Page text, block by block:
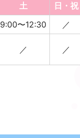
土
日・祝
9:00〜12:30 ／
／ ／